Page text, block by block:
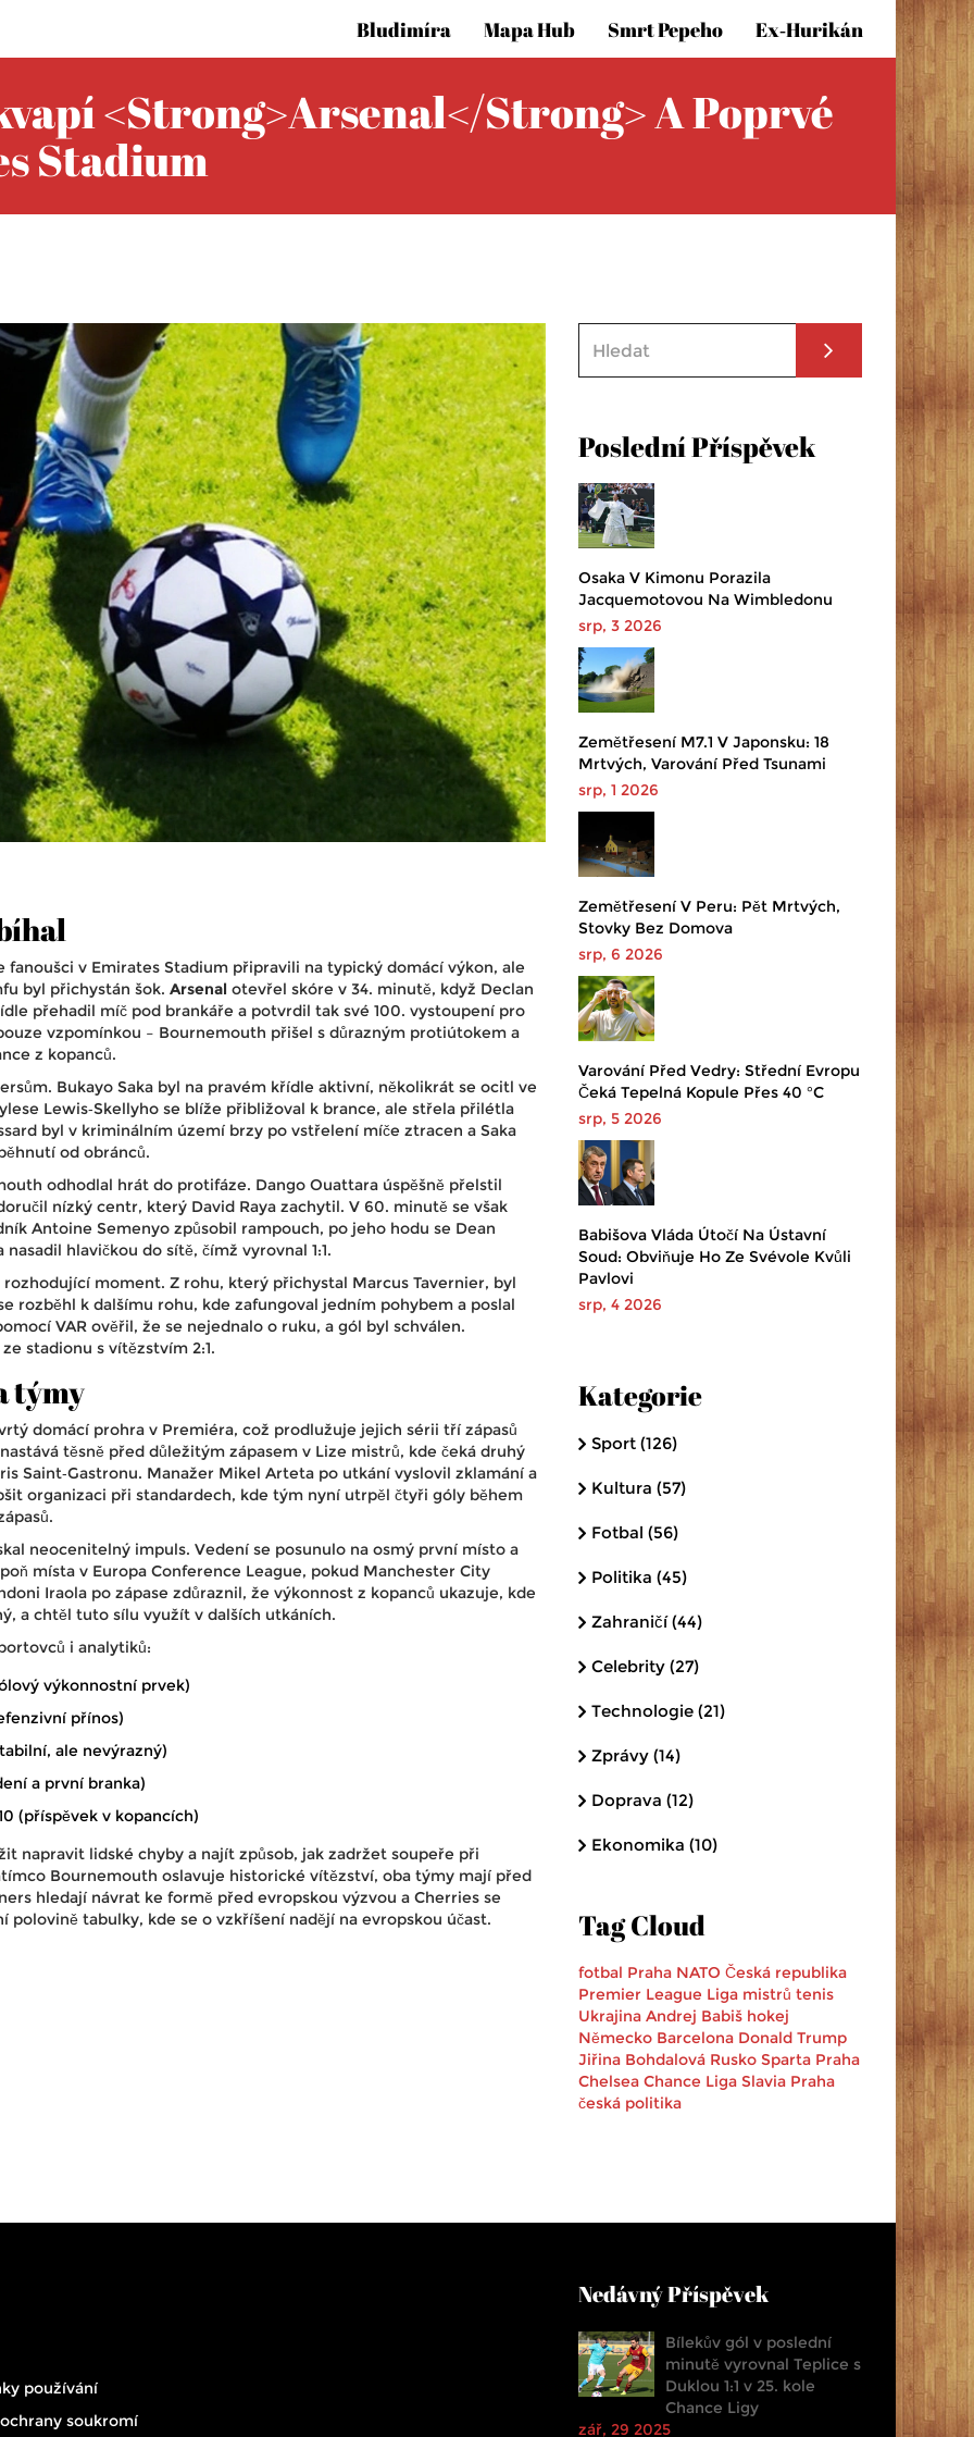
Bludimíra Mapa Hub Smrt Pepeho Ex‑hurikán
<strong>Arsenal</strong> A Poprvé
Stadium
fanoušci v Emirates Stadium připravili na typický domácí výkon, ale
byl přichystán šok. Arsenal otevřel skóre v 34. minutě, když Declan
přehadil míč pod brankáře a potvrdil tak své 100. vystoupení pro
vzpomínkou – Bournemouth přišel s důrazným protiútokem a
z kopanců.
Bukayo Saka byl na pravém křídle aktivní, několikrát se ocitl ve
Lewis‑Skellyho se blíže přibližoval k brance, ale střela přilétla
byl v kriminálním území brzy po vstřelení míče ztracen a Saka
od obránců.
odhodlal hrát do protifáze. Dango Ouattara úspěšně přelstil
nízký centr, který David Raya zachytil. V 60. minutě se však
Antoine Semenyo způsobil rampouch, po jeho hodu se Dean
hlavičkou do sítě, čímž vyrovnal 1:1.
moment. Z rohu, který přichystal Marcus Tavernier, byl
rozběhl k dalšímu rohu, kde zafungoval jedním pohybem a poslal
VAR ověřil, že se nejednalo o ruku, a gól byl schválen.
stadionu s vítězstvím 2:1.
týmy
domácí prohra v Premiéra, což prodlužuje jejich sérii tří zápasů
těsně před důležitým zápasem v Lize mistrů, kde čeká druhý
Saint‑Gastronu. Manažer Mikel Arteta po utkání vyslovil zklamání a
organizaci při standardech, kde tým nyní utrpěl čtyři góly během
neocenitelný impuls. Vedení se posunulo na osmý první místo a
místa v Europa Conference League, pokud Manchester City
Iraola po zápase zdůraznil, že výkonnost z kopanců ukazuje, kde
a chtěl tuto sílu využít v dalších utkáních.
i analytiků:
výkonnostní prvek)
přínos)
ale nevýrazný)
a první branka)
(příspěvek v kopancích)
napravit lidské chyby a najít způsob, jak zadržet soupeře při
Bournemouth oslavuje historické vítězství, oba týmy mají před
hledají návrat ke formě před evropskou výzvou a Cherries se
polovině tabulky, kde se o vzkříšení nadějí na evropskou účast.
Poslední Příspěvek
Osaka V Kimonu Porazila
Jacquemotovou Na Wimbledonu
srp, 3 2026
Zemětřesení M7.1 V Japonsku: 18
Mrtvých, Varování Před Tsunami
srp, 1 2026
Zemětřesení V Peru: Pět Mrtvých,
Stovky Bez Domova
srp, 6 2026
Varování Před Vedry: Střední Evropu
Čeká Tepelná Kopule Přes 40 °C
srp, 5 2026
Babišova Vláda Útočí Na Ústavní
Soud: Obviňuje Ho Ze Svévole Kvůli
Pavlovi
srp, 4 2026
Kategorie
Sport (126)
Kultura (57)
Fotbal (56)
Politika (45)
Zahraničí(44)
Celebrity (27)
Technologie (21)
Zprávy (14)
Doprava (12)
Ekonomika (10)
Tag Cloud
fotbal Praha NATO Česká republika
Premier League Liga mistrů tenis
Ukrajina Andrej Babiš hokej
Německo Barcelona Donald Trump
Jiřina Bohdalová Rusko Sparta Praha
Chelsea Chance Liga Slavia Praha
česká politika
používání
soukromí
Nedávný Příspěvek
Bílekův gól v poslední
minutě vyrovnal Teplice s
Duklou 1:1 v 25. kole
Chance Ligy
zář, 29 2025